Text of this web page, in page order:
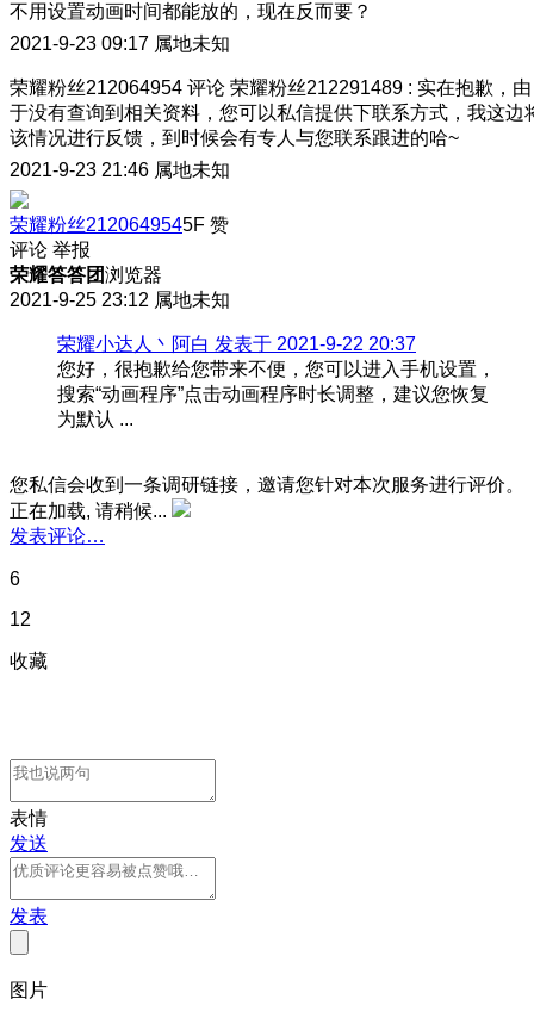
不用设置动画时间都能放的，现在反而要？
2021-9-23 09:17 属地未知
荣耀粉丝212064954 评论 荣耀粉丝212291489 : 实在抱歉，由
于没有查询到相关资料，您可以私信提供下联系方式，我这边
该情况进行反馈，到时候会有专人与您联系跟进的哈~
2021-9-23 21:46 属地未知
荣耀粉丝2120649545F 赞
评论 举报
荣耀答答团浏览器
2021-9-25 23:12 属地未知
荣耀小达人丶阿白 发表于 2021-9-22 20:37
您好，很抱歉给您带来不便，您可以进入手机设置，
搜索“动画程序”点击动画程序时长调整，建议您恢复
为默认 ...
您私信会收到一条调研链接，邀请您针对本次服务进行评价。
正在加载, 请稍候...
发表评论…
6
12
收藏
表情
发送
发表
图片